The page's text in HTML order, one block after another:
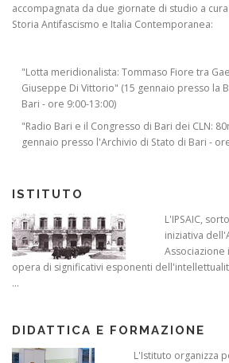
accompagnata da due giornate di studio a
Storia Antifascismo e Italia Contemporanea:
"Lotta meridionalista: Tommaso Fiore tra
Giuseppe Di Vittorio" (15 gennaio presso la
Bari - ore 9:00-13:00)
"Radio Bari e il Congresso di Bari dei CLN:
gennaio presso l'Archivio di Stato di Bari -
ISTITUTO
L'IPSAIC,
iniziativa
Associazione
opera di significativi esponenti
...
DIDATTICA E FORMAZIONE
L'Istituto organizza